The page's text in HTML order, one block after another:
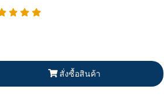
สั่งซื้อสินค้า